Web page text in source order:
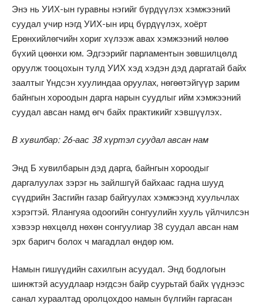
Энэ нь УИХ-ын гуравны нэгийг бүрдүүлэх хэмжээний
суудал учир нэгд УИХ-ын ирц бүрдүүлэх, хоёрт
Ерөнхийлөгчийн хориг хүлээж авах хэмжээний нөлөө
бүхий цөөнхи юм. Эдгээрийг парламентын зөвшилцөлд
оруулж тооцохын тулд УИХ хэд хэдэн дэд даргатай байх
заалтыг Үндсэн хуулиндаа оруулах, нөгөөтэйгүүр зарим
байнгын хороодын дарга нарын суудлыг ийм хэмжээний
суудал авсан намд өгч байх практикийг хэвшүүлэх.
В хувилбар: 26-аас 38 хүртэл суудал авсан нам
Энд Б хувилбарын дэд дарга, байнгын хороодыг
даргалуулах зэрэг нь зайлшгүй байхаас гадна шууд
сүүдрийн Засгийн газар байгуулах хэмжээнд хуульчлах
хэрэгтэй. Ялангуяа одоогийн сонгуулийн хууль үйлчилсэн
хэвээр нөхцөлд нөхөн сонгуулиар 38 суудал авсан нам
эрх баригч болох ч магадлал өндөр юм.
Намын гишүүдийн сахилгын асуудал. Энд бодлогын
шинжтэй асуудлаар нэгдсэн байр суурьтай байх үүднээс
санал хураалтад оролцохдоо намын бүлгийн гаргасан